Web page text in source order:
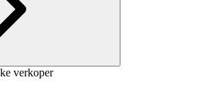
verkoper